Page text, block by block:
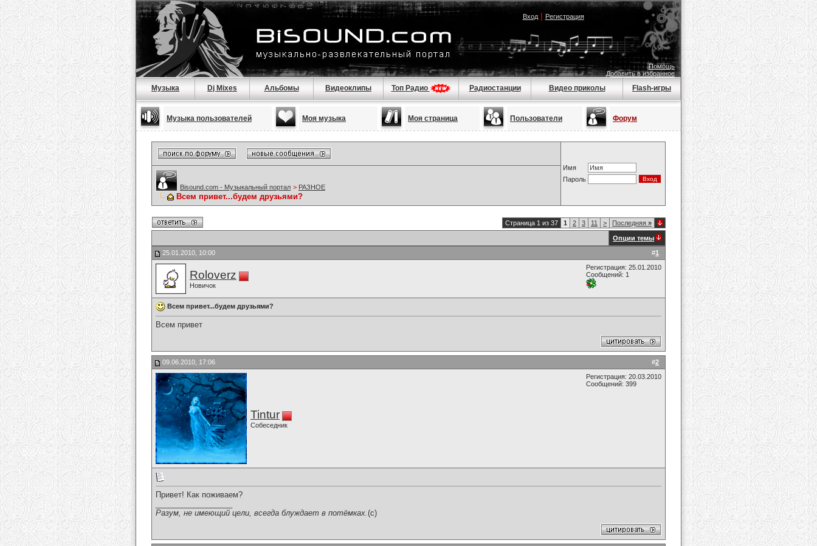
Вход| Регистрация
Помощь
Добавить в избранное
Музыка Dj Mixes Альбомы Видеоклипы Топ Радио Радиостанции Видео приколы Flash-игры
Музыка пользователей Моя музыка Моя страница Пользователи Форум
Имя
Пароль
Bisound.com - Музыкальный портал > РАЗНОЕ
Всем привет...будем друзьями?
Страница 1 из 37 1 2 3 11 > Последняя »
Опции темы
#1
25.01.2010, 10:00
Roloverz
Новичок
Регистрация: 25.01.2010
Сообщений: 1
Всем привет...будем друзьями?
Всем привет
#2
09.06.2010, 17:06
Tintur
Собеседник
Регистрация: 20.03.2010
Сообщений: 399
Привет! Как поживаем?
Разум, не имеющий цели, всегда блуждает в потёмках.(c)